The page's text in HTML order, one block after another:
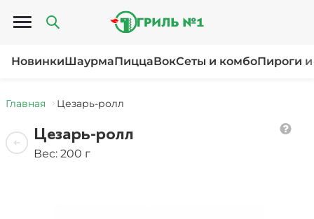
Открыть меню
НовинкиШаурмаПиццаВокСеты и комбоПироги
Главная Цезарь-ролл
Цезарь-ролл
Вес: 200 г